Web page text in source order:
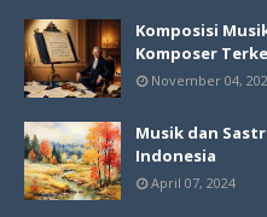
Komposisi
Komposer
November 04,
Musik dan
Indonesia
April 07, 2024